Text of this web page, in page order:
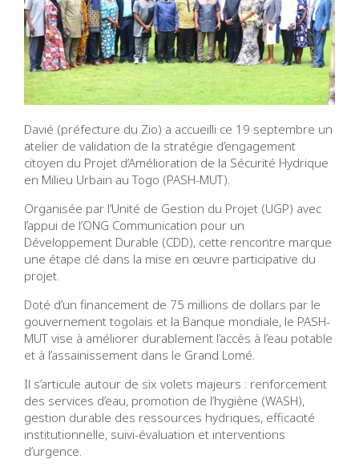
Davié (préfecture du Zio) a accueilli ce 19 septembre un
atelier de validation de la stratégie d’engagement
citoyen du Projet d’Amélioration de la Sécurité Hydrique
en Milieu Urbain au Togo (PASH-MUT).
Organisée par l’Unité de Gestion du Projet (UGP) avec
l’appui de l’ONG Communication pour un
Développement Durable (CDD), cette rencontre marque
une étape clé dans la mise en œuvre participative du
projet.
Doté d’un financement de 75 millions de dollars par le
gouvernement togolais et la Banque mondiale, le PASH-
MUT vise à améliorer durablement l’accès à l’eau potable
et à l’assainissement dans le Grand Lomé.
Il s’articule autour de six volets majeurs : renforcement
des services d’eau, promotion de l’hygiène (WASH),
gestion durable des ressources hydriques, efficacité
institutionnelle, suivi-évaluation et interventions
d’urgence.